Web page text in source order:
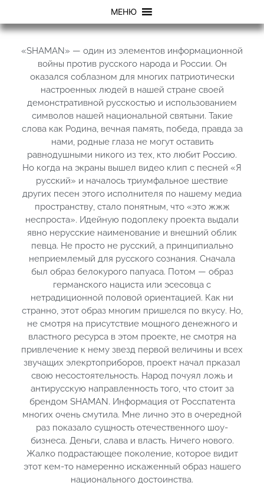
МЕНЮ
«SHAMAN» — один из элементов информационной
войны против русского народа и России. Он
оказался соблазном для многих патриотически
настроенных людей в нашей стране своей
демонстративной русскостью и использованием
символов нашей национальной святыни. Такие
слова как Родина, вечная память, победа, правда за
нами, родные глаза не могут оставить
равнодушными никого из тех, кто любит Россию.
Но когда на экраны вышел видео клип с песней «Я
русский» и началось триумфальное шествие
других песен этого исполнителя по нашему медиа
пространству, стало понятным, что «это жжж
неспроста». Идейную подоплеку проекта выдали
явно нерусские наименование и внешний облик
певца. Не просто не русский, а принципиально
неприемлемый для русского сознания. Сначала
был образ белокурого папуаса. Потом — образ
германского нациста или эсесовца с
нетрадиционной половой ориентацией. Как ни
странно, этот образ многим пришелся по вкусу. Но,
не смотря на присутствие мощного денежного и
властного ресурса в этом проекте, не смотря на
привлечение к нему звезд первой величины и всех
звучащих элекртоприборов, проект начал прказал
свою несостоятельность. Народ почуял ложь и
антирусскую направленность того, что стоит за
брендом SHAMAN. Информация от Росспатента
многих очень смутила. Мне лично это в очередной
раз показало сущность отечественного шоу-
бизнеса. Деньги, слава и власть. Ничего нового.
Жалко подрастающее поколение, которое видит
этот кем-то намеренно искаженный образ нашего
национального достоинства.